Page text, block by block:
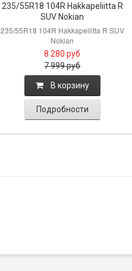
235/55R18 104R Hakkapeliitta R
SUV Nokian
235/55R18 104R Hakkapeliitta R SUV
Nokian
8 280 руб
7 999руб
B корзину
Подробности